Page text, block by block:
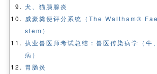
犬、猫胰腺炎
威豪粪便评分系统（The Waltham®
stem）
执业兽医师考试总结：兽医传染病学（牛
病）
胃肠炎